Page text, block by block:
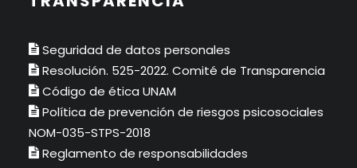
Seguridad de datos personales
Resolución. 525-2022. Comité de Transparencia
Código de ética UNAM
Política de prevención de riesgos psicosociales
NOM-035-STPS-2018
Reglamento de responsabilidades